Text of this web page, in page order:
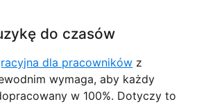
do czasów
dla pracowników z
wymaga, aby każdy
w 100%. Dotyczy to